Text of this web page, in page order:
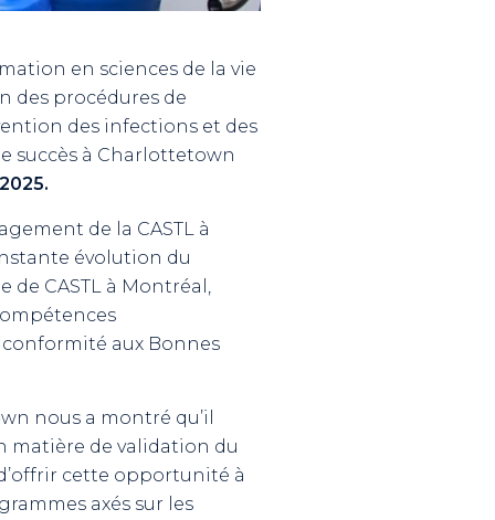
en sciences de la vie
des procédures de
des infections et des
succès à Charlottetown
de la CASTL à
évolution du
de CASTL à Montréal,
aux Bonnes
nous a montré qu’il
matière de validation du
d’offrir cette opportunité à
axés sur les